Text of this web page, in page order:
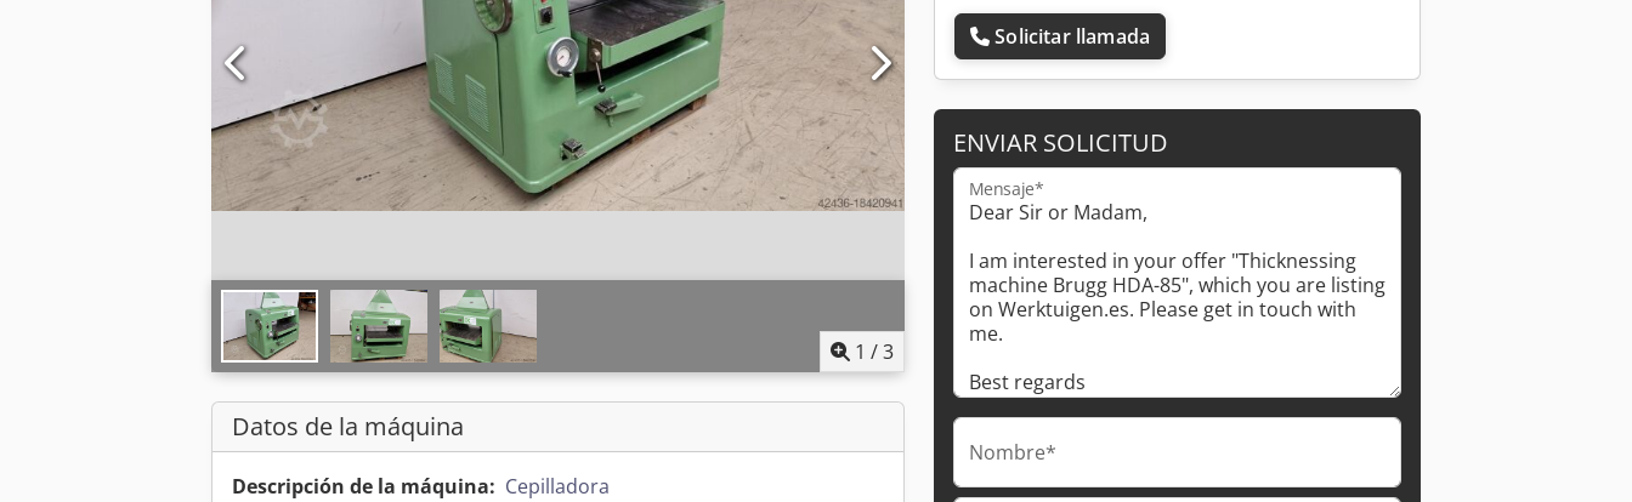
1 /3
Datos de la máquina
Descripción de la máquina: Cepilladora
Solicitar llamada
ENVIAR SOLICITUD
Mensaje*
Nombre*